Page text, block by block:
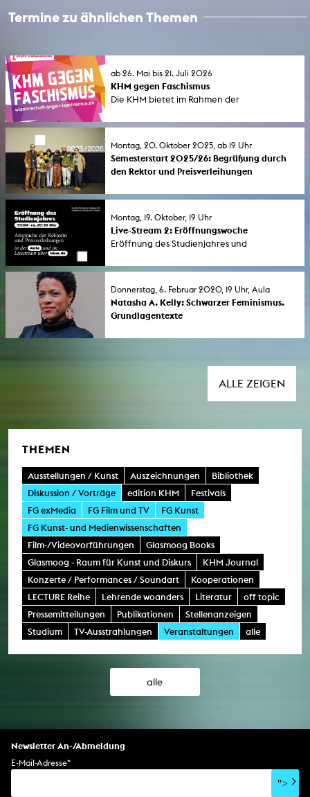
Termine zu ähnlichen Themen
ab 26. Mai bis 21. Juli 2026
KHM gegen Faschismus
Die KHM bietet im Rahmen der
gegen Faschismus" (1. bis 7. Juni 2026) eine
Veranstaltungen an.
Montag, 20. Oktober 2025, ab 19 Uhr
Semesterstart 2025/26: Begrüßung durch
den Rektor und Preisverleihungen
Wintersemesters: Begrüßung der neuen
Preises und der Förderpreises des Vereins der
Freunde der KHM. Im Anschluss: Umtrunk für
alle!
Montag, 19. Oktober, 19 Uhr
Live-Stream 2: Eröffnungswoche
Eröffnung des Studienjahres und
Dr. Kerstin Stutterheim.
Donnerstag, 6. Februar 2020, 19 Uhr, Aula
Natasha A. Kelly: Schwarzer Feminismus.
Grundlagentexte
Autorin. Film Screening von "Sojourner",
Maxa Zoller, Leitung des Internationalen
Frauenfilmfestival Dortmund | Köln, in
ALLE ZEIGEN
THEMEN
Ausstellungen / Kunst Auszeichnungen
Bibliothek
Diskussion / Vorträge
edition KHM
Festivals
FG exMedia
FG Film und TV
FG Kunst
FG Kunst- und Medienwissenschaften
Film-/Videovorführungen
Glasmoog Books
Glasmoog - Raum für Kunst und Diskurs
KHM Journal
Konzerte / Performances / Soundart
Kooperationen
LECTURE Reihe
Lehrende woanders Literatur
off topic
Pressemitteilungen
Publikationen
Stellenanzeigen
Studium
TV-Ausstrahlungen Veranstaltungen alle
alle
Newsletter An-/Abmeldung
E-Mail-Adresse*
">